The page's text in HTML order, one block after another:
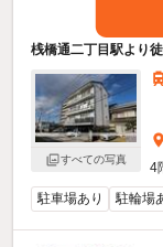
桟橋通二丁目駅より
すべての写真
4
駐車場あり
駐輪場